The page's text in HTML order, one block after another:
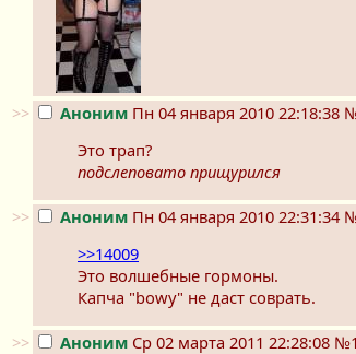
>> Аноним Пн 04 января 2010 22:18:38
Это трап?
подслеповато прищурился
>> Аноним Пн 04 января 2010 22:31:34
>>14009
Это волшебные гормоны.
Капча "bowy" не даст соврать.
>> Аноним Ср 02 марта 2011 22:28:08